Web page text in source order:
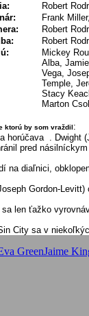
Robert
Frank
Robert
Robert
Mickey
Alba,
Vega,
Temple,
Stacy
Marton
ktorú by som vraždil :
horúčava .
pred
na diaľnici,
Gordon-
len ťažko
City sa v
GreenJaime